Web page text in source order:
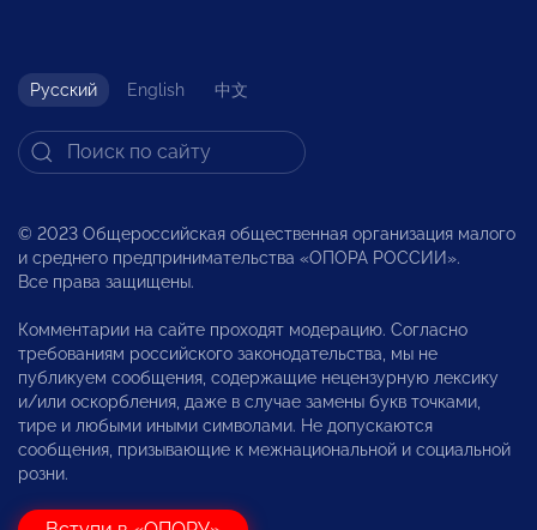
Русский English 中文
© 2023 Общероссийская общественная организация малого
и среднего предпринимательства «ОПОРА РОССИИ».
Все права защищены.
Комментарии на сайте проходят модерацию. Согласно
требованиям российского законодательства, мы не
публикуем сообщения, содержащие нецензурную лексику
и/или оскорбления, даже в случае замены букв точками,
тире и любыми иными символами. Не допускаются
сообщения, призывающие к межнациональной и социальной
розни.